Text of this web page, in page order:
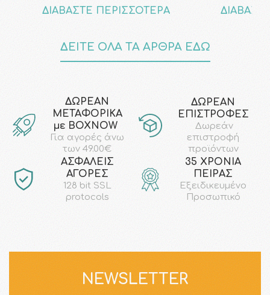
ΔΙΑΒΑΣΤΕ ΠΕΡΙΣΣΟΤΕΡΑ
ΔΕΙΤΕ ΟΛΑ ΤΑ ΑΡΘΡΑ ΕΔΩ
ΔΩΡΕΑΝ
ΜΕΤΑΦΟΡΙΚΑ
με ΒΟΧΝΟW
Για αγορές άνω
των 49.00€
ΔΩΡΕΑΝ
ΕΠΙΣΤΡΟΦΕΣ
Δωρεάν
επιστροφή
προϊόντων
AΣΦΑΛΕΙΣ
ΑΓΟΡΕΣ
128 bit SSL
protocols
35 ΧΡΟΝΙΑ
ΠΕΙΡΑΣ
Εξειδικευμένο
Προσωπικό
NEWSLETTER